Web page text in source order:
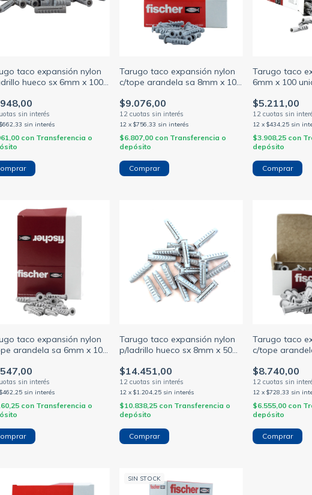
taco expansión nylon
hueco sx 6mm x 100
$662,33 sin interés
con Transferencia o
Tarugo taco expansión nylon
c/tope arandela sa 8mm x 100
$9.076,00
12 x $756,33 sin interés
$6.807,00 con Transferencia o
depósito
Tarugo taco
6mm x 100
$5.211,00
12 x$434,25 sin
$3.908,25 con
depósito
taco expansión nylon
arandela sa 6mm x 100
$462,25 sin interés
con Transferencia o
Tarugo taco expansión nylon
p/ladrillo hueco sx 8mm x 50
$14.451,00
12 x $1.204,25 sin interés
$10.838,25 con Transferencia o
depósito
Tarugo taco
c/tope
$8.740,00
12 x$728,33 sin
$6.555,00 con
depósito
SIN STOCK